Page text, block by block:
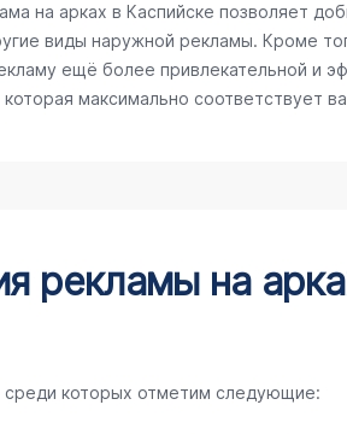
на арках в Каспийске позволяет
виды наружной рекламы. Кроме
ещё более привлекательной и
максимально соответствует
рекламы на
которых отметим следующие: